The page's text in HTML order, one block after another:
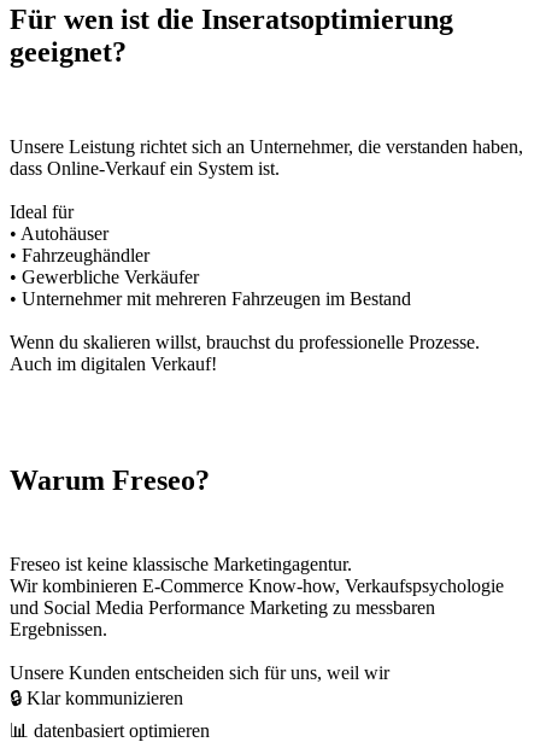
Für wen ist die Inseratsoptimierung
geeignet?
Unsere Leistung richtet sich an Unternehmer, die verstanden haben,
dass Online-Verkauf ein System ist.
Ideal für
• Autohäuser
• Fahrzeughändler
• Gewerbliche Verkäufer
• Unternehmer mit mehreren Fahrzeugen im Bestand
Wenn du skalieren willst, brauchst du professionelle Prozesse.
Auch im digitalen Verkauf!
Warum Freseo?
Freseo ist keine klassische Marketingagentur.
Wir kombinieren E-Commerce Know-how, Verkaufspsychologie
und Social Media Performance Marketing zu messbaren
Ergebnissen.
Unsere Kunden entscheiden sich für uns, weil wir
🔒 Klar kommunizieren
📊 datenbasiert optimieren